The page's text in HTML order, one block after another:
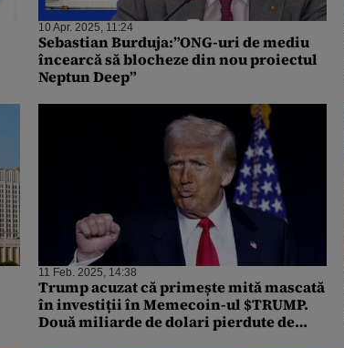
10 Apr. 2025, 11:24
Sebastian Burduja:”ONG-uri de mediu
încearcă să blocheze din nou proiectul
Neptun Deep”
11 Feb. 2025, 14:38
Trump acuzat că primește mită mascată
în investiții în Memecoin-ul $TRUMP.
Două miliarde de dolari pierdute de